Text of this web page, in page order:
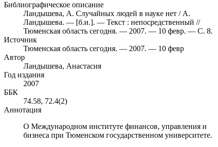
Библиографическое описание
Ландышева, А. Случайных людей в науке нет / А.
Ландышева. — [б.и.]. — Текст : непосредственный //
Тюменская область сегодня. — 2007. — 10 февр. — С. 8.
Источник
Тюменская область сегодня. — 2007. — 10 февр
Автор
Ландышева, Анастасия
Год издания
2007
ББК
74.58, 72.4(2)
Аннотация
О Международном институте финансов, управления и
бизнеса при Тюменском государственном университете.